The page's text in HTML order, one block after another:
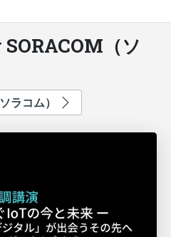
（ソ
ラコム）